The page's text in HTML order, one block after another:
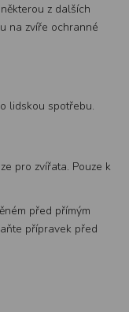
z dalších
na zvíře ochranné
lidskou spotřebu.
pro zvířata. Pouze k
před přímým
přípravek před